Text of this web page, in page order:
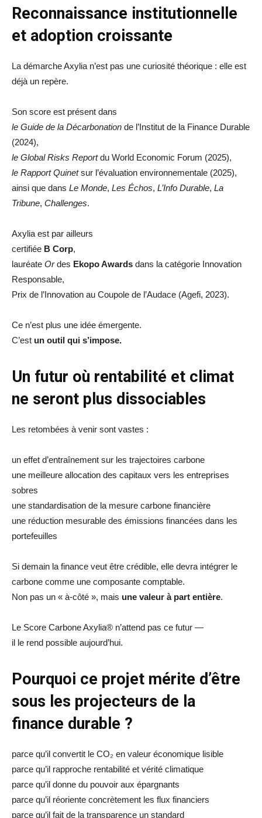
Reconnaissance institutionnelle
et adoption croissante
La démarche Axylia n’est pas une curiosité théorique : elle est
déjà un repère.
Son score est présent dans
le Guide de la Décarbonation de l’Institut de la Finance Durable
(2024),
le Global Risks Reportdu World Economic Forum (2025),
le Rapport Quinetsur l’évaluation environnementale (2025),
ainsi que dans Le Monde, Les Échos, L’Info Durable, La
Tribune, Challenges.
Axylia est par ailleurs
certifiée B Corp,
lauréate Ordes Ekopo Awards dans la catégorie Innovation
Responsable,
Prix de l’Innovation au Coupole de l’Audace (Agefi, 2023).
Ce n’est plus une idée émergente.
C’est un outil qui s’impose.
Un futur où rentabilité et climat
ne seront plus dissociables
Les retombées à venir sont vastes :
un effet d’entraînement sur les trajectoires carbone
une meilleure allocation des capitaux vers les entreprises
sobres
une standardisation de la mesure carbone financière
une réduction mesurable des émissions financées dans les
portefeuilles
Si demain la finance veut être crédible, elle devra intégrer le
carbone comme une composante comptable.
Non pas un « à-côté », mais une valeur à part entière.
Le Score Carbone Axylia® n’attend pas ce futur —
il le rend possible aujourd’hui.
Pourquoi ce projet mérite d’être
sous les projecteurs de la
finance durable ?
parce qu’il convertit le CO₂ en valeur économique lisible
parce qu’il rapproche rentabilité et vérité climatique
parce qu’il donne du pouvoir aux épargnants
parce qu’il réoriente concrètement les flux financiers
parce qu’il fait de la transparence un standard